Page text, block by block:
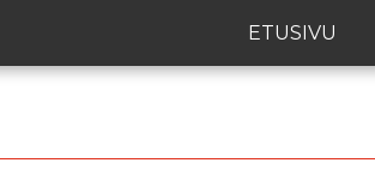
ETUSIVU